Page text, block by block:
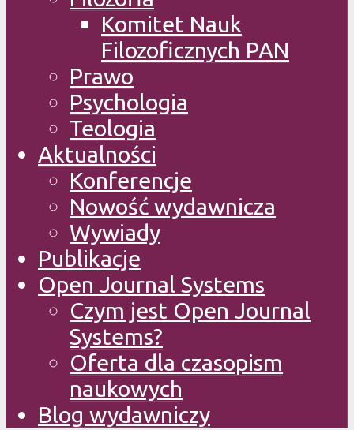
Komitet Nauk
Filozoficznych PAN
Prawo
Psychologia
Teologia
Aktualności
Konferencje
Nowość wydawnicza
Wywiady
Publikacje
Open Journal Systems
Czym jest Open Journal
Systems?
Oferta dla czasopism
naukowych
Blog wydawniczy